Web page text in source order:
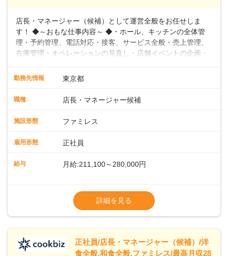
店長・マネージャー（候補）として運営全般をお任せしま
す！ ◆～おもな仕事内容～ ◆・ホール、キッチンの全体管
理・予約管理、電話対応・接客、サービス全般・売上管理、
在庫管理・オペレーションの見直し・店舗イベントの企画・
入社後はスキルに合わせた業務からお任せしますので、徐々
向上を目指すDX推進～ ◆すかいらーくのレストランでは、
スタッフの働きやすさをサポートしています。配膳ロボット
や歩行数が約40%も削減されました！また、配膳ロボットに
なDX（デジタルトランスフォーメーション）の取り組みを進
います。私たちは、多様な働き方を提供し、ライフステージ
に合わせた柔軟な勤務時間や働きやすい環境を整えていま
います。
勤務先情報 東京都
職種 店長・マネージャー候補
施設形態 ファミレス
雇用形態 正社員
給与 月給:211,100～280,000円
※残業代全額支給
※経験に応じて応相談①ナショナル社員：月
給245,800円～②エリア社員 ：月給
詳細を見る
正社員/店長・マネージャー（候補）/洋
食全般,和食全般,ファミレス/最高月収28